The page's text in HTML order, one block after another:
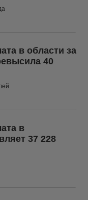
в области за
40
в
37 228